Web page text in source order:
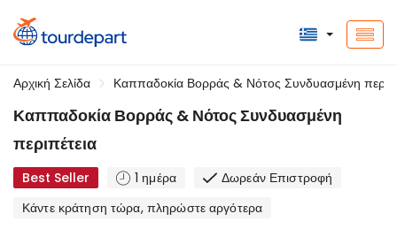
Αρχική Σελίδα Καππαδοκία Βορράς & Νότος Συνδυασμένη
Καππαδοκία Βορράς & Νότος Συνδυασμένη
περιπέτεια
Best Seller 1 ημέρα
Δωρεάν Επιστροφή
Κάντε κράτηση τώρα, πληρώστε αργότερα